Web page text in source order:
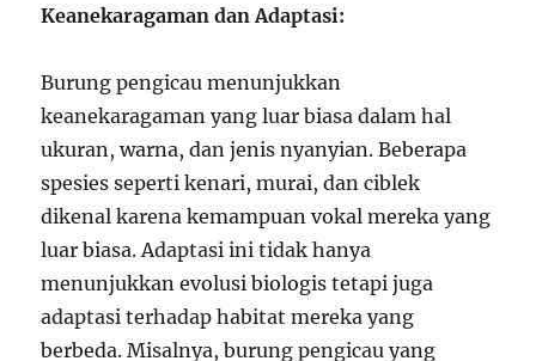
Keanekaragaman dan Adaptasi:
Burung pengicau menunjukkan
keanekaragaman yang luar biasa dalam hal
ukuran, warna, dan jenis nyanyian. Beberapa
spesies seperti kenari, murai, dan ciblek
dikenal karena kemampuan vokal mereka yang
luar biasa. Adaptasi ini tidak hanya
menunjukkan evolusi biologis tetapi juga
adaptasi terhadap habitat mereka yang
berbeda. Misalnya, burung pengicau yang